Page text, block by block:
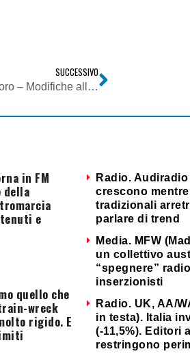
SUCCESSIVO
Circolare 13/2008 del Ministero del Lavoro – Modifiche alla disciplina sul contratto a tempo determinato (art. 1, commi da 39 a 43, della legge 247/2007)
in FM
della
e
quello che
wreck
rigido. E
Radio.
crescono
tradizionali
parlare di trend
Media. MFW
un collettivo
“spegnere”
inserzionisti
Radio. UK, AA/
in testa). Italia
(-11,5%). Editori
restringono